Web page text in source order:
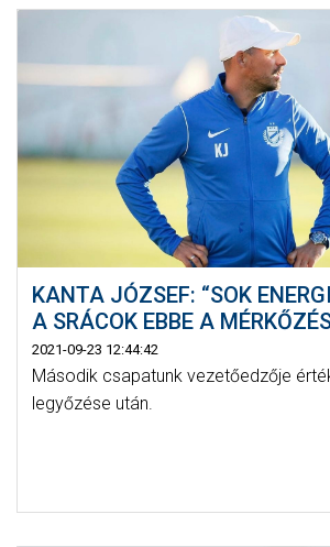
KANTA JÓZSEF: “SOK
A SRÁCOK EBBE A
2021-09-23 12:44:42
Második csapatunk vezetőedzője
legyőzése után.